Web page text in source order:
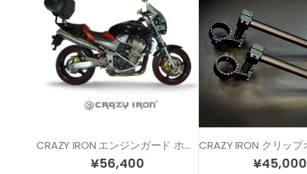
CRAZY IRON エンジンガード ホーネット900
¥56,400 ¥45,000